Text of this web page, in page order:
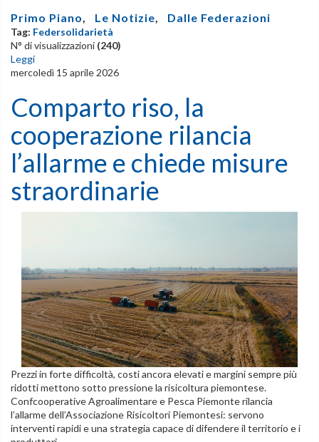
Primo Piano
Le Notizie Dalle Federazioni
Tag: Federsolidarietà
N° di visualizzazioni (240)
Leggi
mercoledì 15 aprile 2026
Comparto riso, la
cooperazione rilancia
l’allarme e chiede misure
straordinarie
Prezzi in forte difficoltà, costi ancora elevati e margini sempre più
ridotti mettono sotto pressione la risicoltura piemontese.
Confcooperative Agroalimentare e Pesca Piemonte rilancia
l’allarme dell’Associazione Risicoltori Piemontesi: servono
interventi rapidi e una strategia capace di difendere il territorio e i